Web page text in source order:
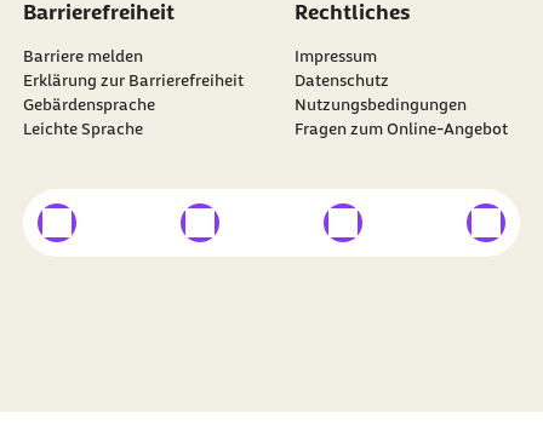
Barrierefreiheit
Barriere melden
Erklärung zur Barrierefreiheit
Gebärdensprache
Leichte Sprache
Rechtliches
Impressum
Datenschutz
Nutzungsbedingungen
Fragen zum Online-Angebot
Besuchen Sie dieBARMER auf
externer Link externer Link externer Link